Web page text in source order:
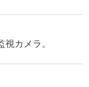
カメラ。